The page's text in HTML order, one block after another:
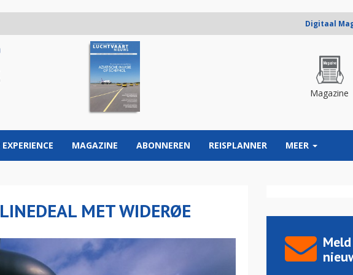
Digitaal
Magazine
EXPERIENCE MAGAZINE ABONNEREN REISPLANNER MEER
MET WIDERØE